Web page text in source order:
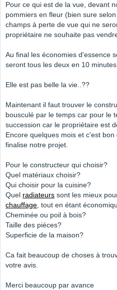
Pour ce qui est de la vue, devant
pommiers en fleur (bien sure
champs à perte de vue qui ne
propriétaire ne souhaite pas
Au final les économies d'essence
seront tous les deux en 10
Elle est pas belle la vie..??
Maintenant il faut trouver le
bousculé par le temps car pour le
succession car le propriétaire est
Encore quelques mois et c'est
finalise notre projet.
Pour le constructeur qui choisir?
Quel matériaux choisir?
Qui choisir pour la cuisine?
Quel radiateurs sont les mieux
chauffage, tout en étant
Cheminée ou poil à bois?
Taille des piéces?
Superficie de la maison?
Ca fait beaucoup de choses à
votre avis.
Merci beaucoup par avance